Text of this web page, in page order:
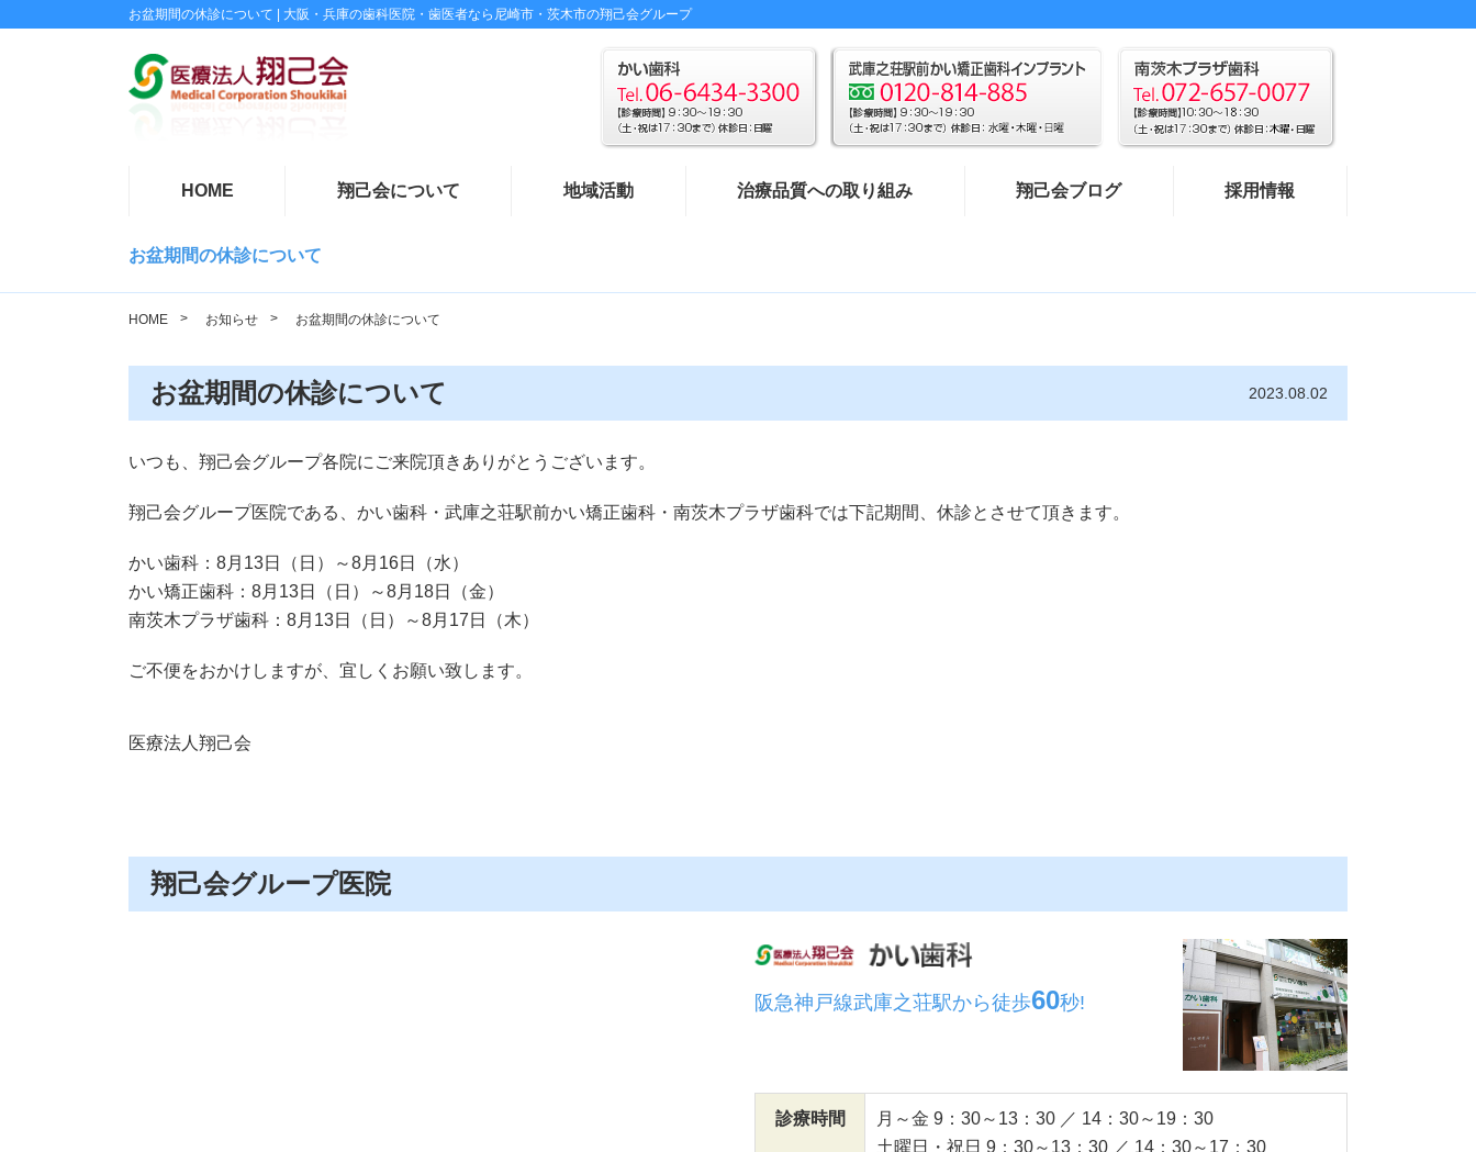
お盆期間の休診について | 大阪・兵庫の歯科医院・歯医者なら尼崎市・茨木市の翔己会グループ
HOME 翔己会について 地域活動 治療品質への取り組み 翔己会ブログ 採用情報
お盆期間の休診について
HOME お知らせ お盆期間の休診について
お盆期間の休診について 2023.08.02
いつも、翔己会グループ各院にご来院頂きありがとうございます。
翔己会グループ医院である、かい歯科・武庫之荘駅前かい矯正歯科・南茨木プラザ歯科では下記期間、休診とさせて頂きます。
かい歯科：8月13日（日）～8月16日（水）
かい矯正歯科：8月13日（日）～8月18日（金）
南茨木プラザ歯科：8月13日（日）～8月17日（木）
ご不便をおかけしますが、宜しくお願い致します。
医療法人翔己会
翔己会グループ医院
阪急神戸線武庫之荘駅から徒歩60秒!
診療時間
月～金 9：30～13：30 ／ 14：30～19：30
土曜日・祝日 9：30～13：30 ／ 14：30～17：30